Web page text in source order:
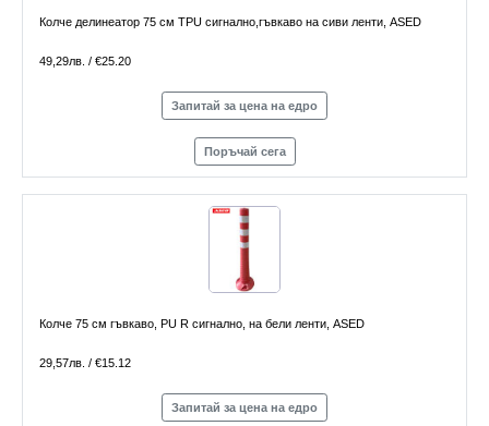
Колче делинеатор 75 см TPU сигнално,гъвкаво на сиви ленти, ASED
49,29лв. / €25.20
Запитай за цена на едро
Поръчай сега
Колче 75 см гъвкаво, PU R сигнално, на бели ленти, ASED
29,57лв. / €15.12
Запитай за цена на едро